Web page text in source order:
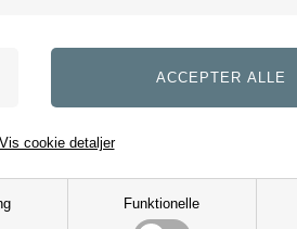
Funktionelle
Vis cookie detaljer